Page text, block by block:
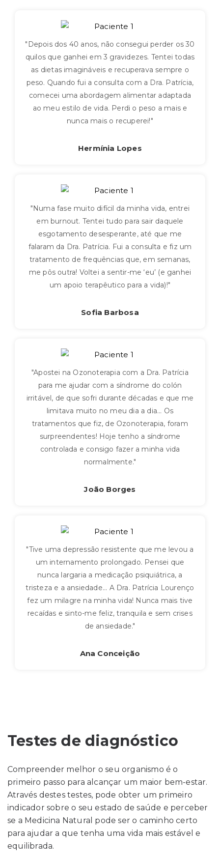
"Depois dos 40 anos, não consegui perder os 30
quilos que ganhei em 3 gravidezes. Tentei todas
as dietas imagináveis e recuperava sempre o
peso. Quando fui a consulta com a Dra. Patrícia,
comecei uma abordagem alimentar adaptada
ao meu estilo de vida. Perdi o peso a mais e
nunca mais o recuperei!"
Hermínia Lopes
"Numa fase muito difícil da minha vida, entrei
em burnout. Tentei tudo para sair daquele
esgotamento desesperante, até que me
falaram da Dra. Patrícia. Fui a consulta e fiz um
tratamento de frequências que, em semanas,
me pôs outra! Voltei a sentir-me ‘eu’ (e ganhei
um apoio terapêutico para a vida)!"
Sofia Barbosa
"Apostei na Ozonoterapia com a Dra. Patrícia
para me ajudar com a síndrome do colón
irritável, de que sofri durante décadas e que me
limitava muito no meu dia a dia... Os
tratamentos que fiz, de Ozonoterapia, foram
surpreendentes! Hoje tenho a síndrome
controlada e consigo fazer a minha vida
normalmente."
João Borges
"Tive uma depressão resistente que me levou a
um internamento prolongado. Pensei que
nunca largaria a medicação psiquiátrica, a
tristeza e a ansiedade... A Dra. Patrícia Lourenço
fez um milagre na minha vida! Nunca mais tive
recaídas e sinto-me feliz, tranquila e sem crises
de ansiedade."
Ana Conceição
Testes de diagnóstico
Compreender melhor o seu organismo é o
primeiro passo para alcançar um maior bem-estar.
Através destes testes, pode obter um primeiro
indicador sobre o seu estado de saúde e perceber
se a Medicina Natural pode ser o caminho certo
para ajudar a que tenha uma vida mais estável e
equilibrada.